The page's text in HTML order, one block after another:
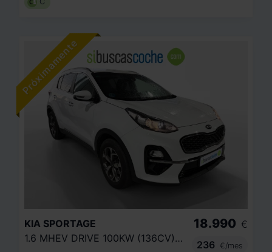
KIA SPORTAGE
1.6 MHEV DRIVE 100KW (136CV) 4X2
18.990 €
236
€/mes